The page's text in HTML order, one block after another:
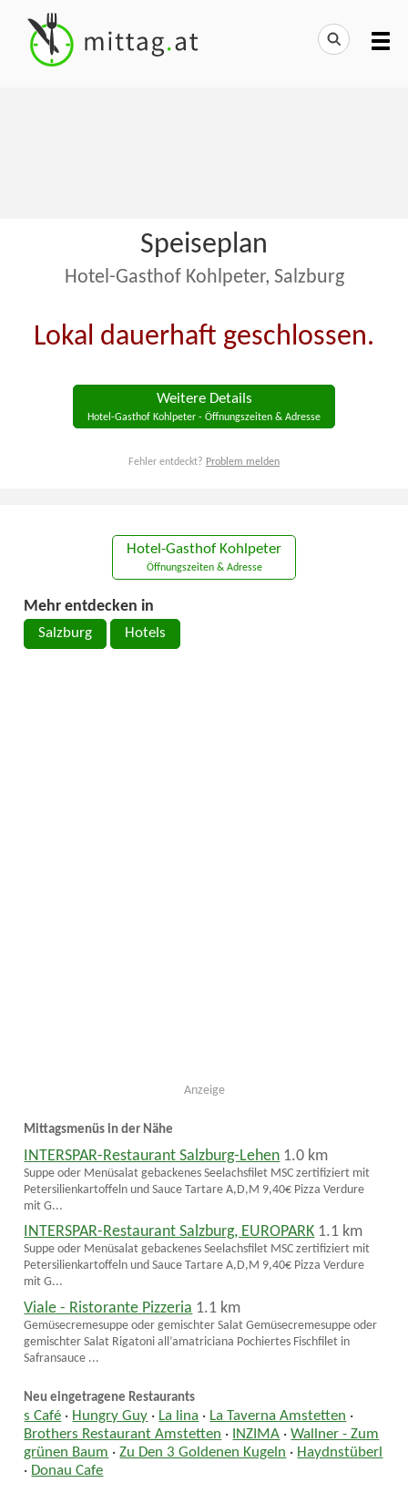
Speiseplan
Hotel-Gasthof Kohlpeter, Salzburg
Lokal dauerhaft geschlossen.
Weitere Details
Hotel-Gasthof Kohlpeter - Öffnungszeiten & Adresse
Fehler entdeckt? Problem melden
Hotel-Gasthof Kohlpeter
Öffnungszeiten & Adresse
Mehr entdecken in
Salzburg Hotels
Anzeige
Mittagsmenüs in der Nähe
INTERSPAR-Restaurant Salzburg-Lehen 1.0 km
Suppe oder Menüsalat gebackenes Seelachsfilet MSC zertifiziert mit
Petersilienkartoffeln und Sauce Tartare A,D,M 9,40€ Pizza Verdure
mit G...
INTERSPAR-Restaurant Salzburg, EUROPARK 1.1 km
Suppe oder Menüsalat gebackenes Seelachsfilet MSC zertifiziert mit
Petersilienkartoffeln und Sauce Tartare A,D,M 9,40€ Pizza Verdure
mit G...
Viale - Ristorante Pizzeria 1.1 km
Gemüsecremesuppe oder gemischter Salat Gemüsecremesuppe oder
gemischter Salat Rigatoni all’amatriciana Pochiertes Fischfilet in
Safransauce ...
Neu eingetragene Restaurants
s Café · Hungry Guy · La lina · La Taverna Amstetten ·
Brothers Restaurant Amstetten · INZIMA ·Wallner - Zum
grünen Baum ·Zu Den 3 Goldenen Kugeln · Haydnstüberl
· Donau Cafe